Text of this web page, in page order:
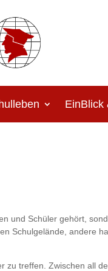
EinBlick
und Schüler gehört,
Schulgelände, andere
treffen. Zwischen all